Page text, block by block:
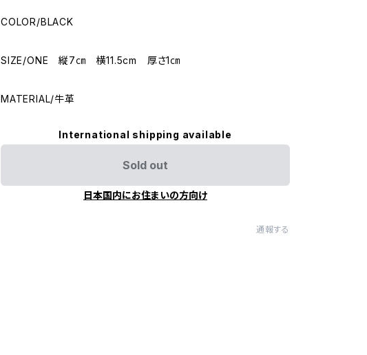
COLOR/BLACK
SIZE/ONE 縦7㎝ 横11.5cm 厚さ1㎝
MATERIAL/牛革
International shipping available
Sold out
日本国内にお住まいの方向け
通報する